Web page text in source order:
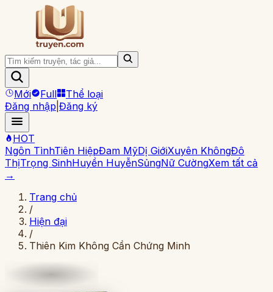
Mới Full
Thể loại
Đăng nhập Đăng ký
HOT
Ngôn TìnhTiên HiệpĐam MỹDị GiớiXuyên KhôngĐô
ThịTrọng SinhHuyền HuyễnSủngNữ CườngXem tất cả
→
Trang chủ
/
Hiện đại
/
Thiên Kim Không Cần Chứng Minh